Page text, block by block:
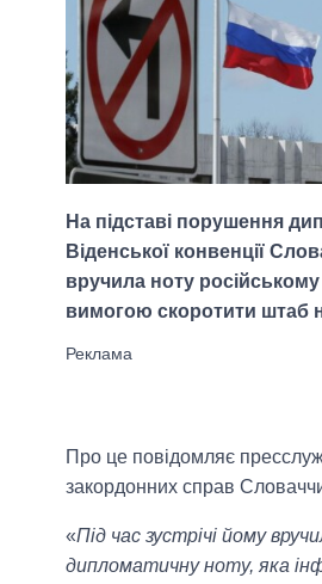
На підставі порушення
Віденської конвенції
вручила ноту
вимогою скоротити штаб
Про це повідомляє
закордонних справ
«Під час зустрічі йому
дипломатичну ноту, яка